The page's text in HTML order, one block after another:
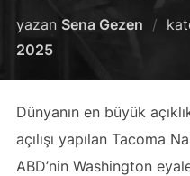
yazan Sena Gezen
2025
Dünyanın en büyük
açılışı yapılan Tacoma
ABD’nin Washington